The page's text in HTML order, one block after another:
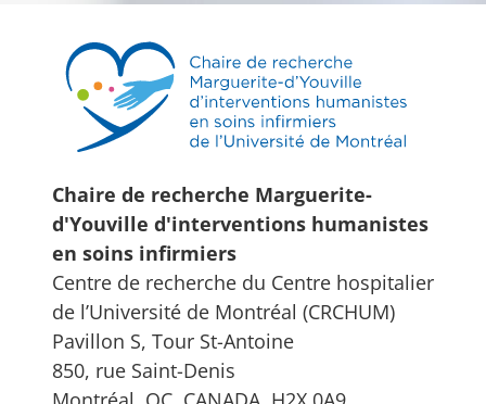
Chaire de recherche Marguerite-
d'Youville d'interventions humanistes
en soins infirmiers
Centre de recherche du Centre hospitalier
de l’Université de Montréal (CRCHUM)
Pavillon S, Tour St-Antoine
850, rue Saint-Denis